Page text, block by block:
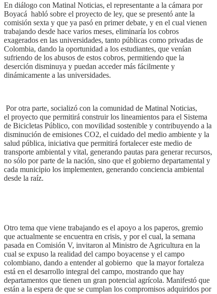
En diálogo con Matinal Noticias, el representante a la cámara por
Boyacá habló sobre el proyecto de ley, que se presentó ante la
comisión sexta y que ya pasó en primer debate, y en el cual vienen
trabajando desde hace varios meses, eliminaría los cobros
exagerados en las universidades, tanto públicas como privadas de
Colombia, dando la oportunidad a los estudiantes, que venían
sufriendo de los abusos de estos cobros, permitiendo que la
deserción disminuya y puedan acceder más fácilmente y
dinámicamente a las universidades.
Por otra parte, socializó con la comunidad de Matinal Noticias,
el proyecto que permitirá construir los lineamientos para el Sistema
de Bicicletas Público, con movilidad sostenible y contribuyendo a la
disminución de emisiones CO2, el cuidado del medio ambiente y la
salud pública, iniciativa que permitirá fortalecer este medio de
transporte ambiental y vital, generando pautas para generar recursos,
no sólo por parte de la nación, sino que el gobierno departamental y
cada municipio los implementen, generando conciencia ambiental
desde la raíz.
Otro tema que viene trabajando es el apoyo a los paperos, gremio
que actualmente se encuentra en crisis, y por el cual, la semana
pasada en Comisión V, invitaron al Ministro de Agricultura en la
cual se expuso la realidad del campo boyacense y el campo
colombiano, dando a entenderal gobierno que la mayor fortaleza
está en el desarrollo integral del campo, mostrando que hay
departamentos que tienen un gran potencial agrícola. Manifestó que
están a la espera de que se cumplan los compromisos adquiridos por